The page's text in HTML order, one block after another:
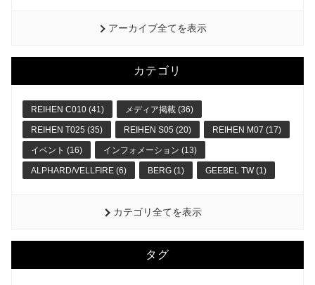
アーカイブ全てを表示
カテゴリ
REIHEN C010 (41) メディア掲載 (36)
REIHEN T025 (35) REIHEN S05 (20) REIHEN M07 (17)
イベント (16) インフォメーション (13)
ALPHARD/VELLFIRE (6) BERG (1) GEEBEL TW (1)
カテゴリ全てを表示
タグ